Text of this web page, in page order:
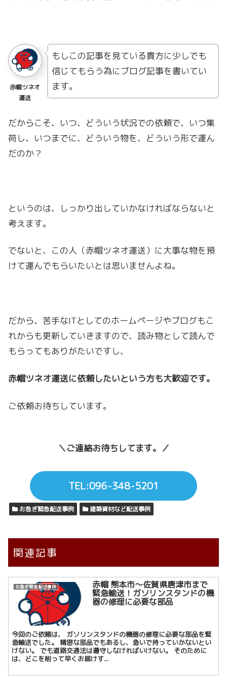
赤帽ツネオ
運送
もしこの記事を見ている貴方に少しでも
信じてもらう為にブログ記事を書いてい
ます。
だからこそ、いつ、どういう状況での依頼で、いつ集
荷し、いつまでに、どういう物を、どういう形で運ん
だのか？
というのは、しっかり出していかなければならないと
考えます。
でないと、この人（赤帽ツネオ運送）に大事な物を預
けて運んでもらいたいとは思いませんよね。
だから、苦手なITとしてのホームページやブログもこ
れからも更新していきますので、読み物として読んで
もらってもありがたいですし、
赤帽ツネオ運送に依頼したいという方も大歓迎です。
ご依頼お待ちしています。
＼ご連絡お待ちしてます。／
TEL:096-348-5201
お急ぎ緊急配送事例 建築資材など配送事例
関連記事
お急ぎ緊急配送事例 赤帽 熊本市～佐賀県唐津市まで
緊急輸送！ガソリンスタンドの機
器の修理に必要な部品
今回のご依頼は、 ガソリンスタンドの機器の修理に必要な部品を緊
急輸送でした。 精密な部品でもあるし、急いで持っていかないとい
けない。 でも道路交通法は遵守しなければいけない。 そのために
は、どこを削って早くお届けす...